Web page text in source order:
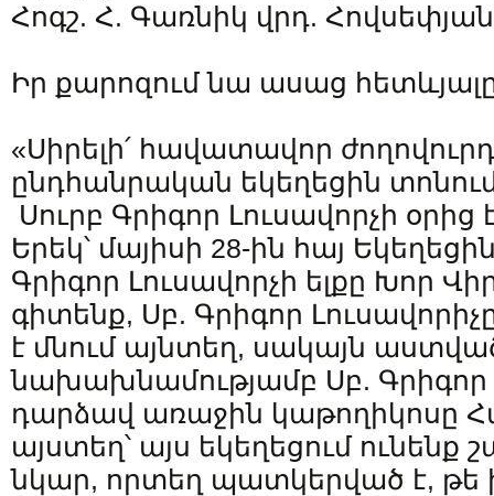
Հոգշ. Հ. Գառնիկ վրդ.
Իր քարոզում նա ասաց
«Սիրելի՛ հավատավոր
ընդհանրական եկեղեցին տոնում
Սուրբ Գրիգոր Լուսավորչի օրից
Երեկ՝ մայիսի 28-ին հայ
Գրիգոր Լուսավորչի ելքը Խոր
գիտենք, Սբ. Գրիգոր
է մնում այնտեղ, սակայն
նախախնամությամբ Սբ. Գրիգոր
դարձավ առաջին կաթողիկոսը
այստեղ՝ այս եկեղեցում ունենք
նկար, որտեղ պատկերված է, թե